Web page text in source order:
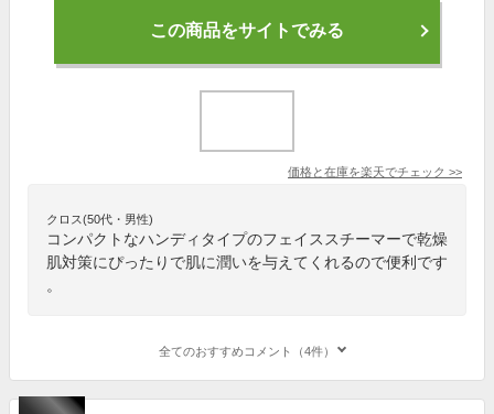
この商品をサイトでみる
価格と在庫を楽天でチェック >>
クロス(50代・男性)
コンパクトなハンディタイプのフェイススチーマーで乾燥
肌対策にぴったりで肌に潤いを与えてくれるので便利です
。
全てのおすすめコメント（4件）